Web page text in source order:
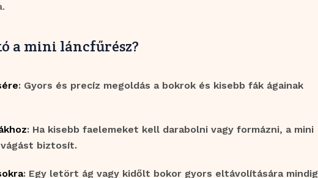
a mini láncfűrész?
: Gyors és precíz megoldás a bokrok és kisebb fák ágainak
: Ha kisebb faelemeket kell darabolni vagy formázni, a mini
biztosít.
: Egy letört ág vagy kidőlt bokor gyors eltávolítására mindig